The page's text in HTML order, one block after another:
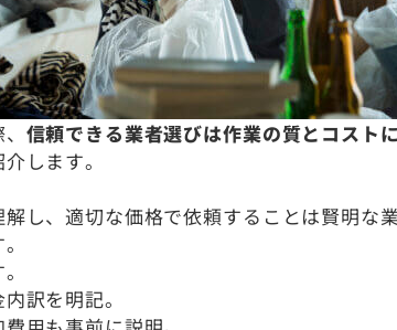
信頼できる業者選びは作業の質とコスト
します。
し、適切な価格で依頼することは賢明な
訳を明記。